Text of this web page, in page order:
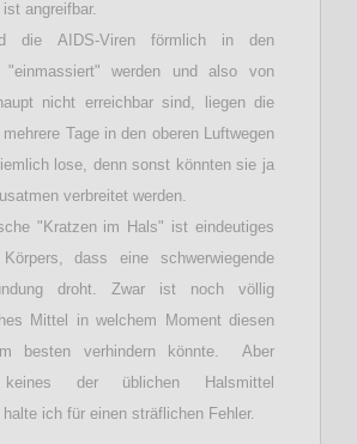
angreifbar.
die AIDS-Viren förmlich in den
"einmassiert" werden und also von
nicht erreichbar sind, liegen die
Tage in den oberen Luftwegen
lose, denn sonst könnten sie ja
verbreitet werden.
"Kratzen im Hals" ist eindeutiges
dass eine schwerwiegende
droht. Zwar ist noch völlig
Mittel in welchem Moment diesen
besten verhindern könnte. Aber
keines der üblichen Halsmittel
ich für einen sträflichen Fehler.